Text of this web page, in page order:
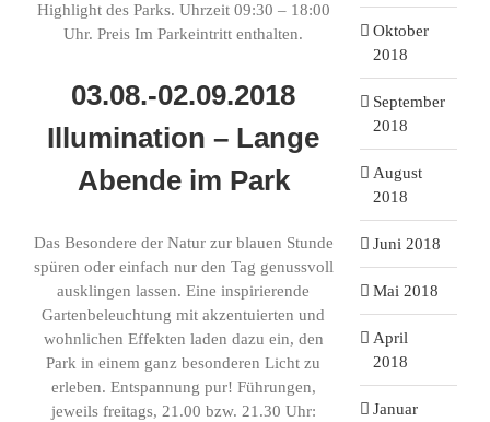
Highlight des Parks. Uhrzeit 09:30 – 18:00
Uhr. Preis Im Parkeintritt enthalten.
03.08.-02.09.2018
Illumination – Lange
Abende im Park
Das Besondere der Natur zur blauen Stunde
spüren oder einfach nur den Tag genussvoll
ausklingen lassen. Eine inspirierende
Gartenbeleuchtung mit akzentuierten und
wohnlichen Effekten laden dazu ein, den
Park in einem ganz besonderen Licht zu
erleben. Entspannung pur! Führungen,
jeweils freitags, 21.00 bzw. 21.30 Uhr:
Oktober
2018
September
2018
August
2018
Juni 2018
Mai 2018
April
2018
Januar